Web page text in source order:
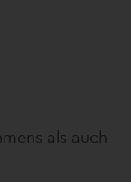
als auch